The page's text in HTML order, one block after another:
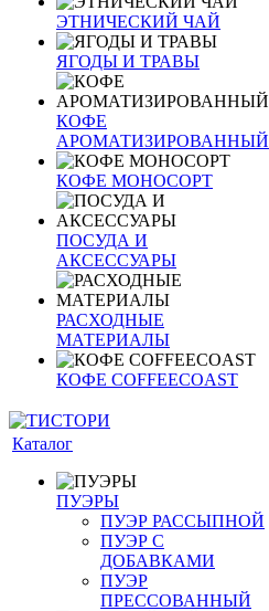
ЭТНИЧЕСКИЙ ЧАЙ
ЯГОДЫ И ТРАВЫ
КОФЕ
АРОМАТИЗИРОВАННЫЙ
КОФЕ МОНОСОРТ
ПОСУДА И
АКСЕССУАРЫ
РАСХОДНЫЕ
МАТЕРИАЛЫ
КОФЕ COFFEECOAST
Каталог
ПУЭРЫ
ПУЭР РАССЫПНОЙ
ПУЭР С
ДОБАВКАМИ
ПУЭР
ПРЕССОВАННЫЙ